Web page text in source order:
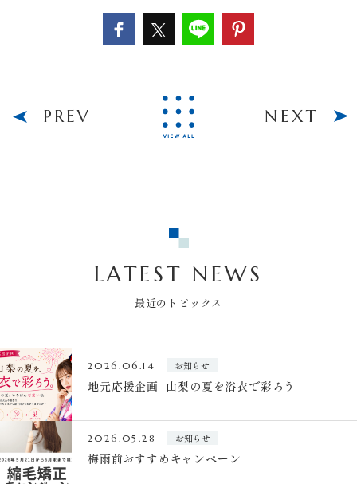
PREV NEXT
LATEST NEWS
最近のトピックス
2026.06.14 お知らせ
地元応援企画 -山梨の夏を浴衣で彩ろう-
2026.05.28 お知らせ
梅雨前おすすめキャンペーン